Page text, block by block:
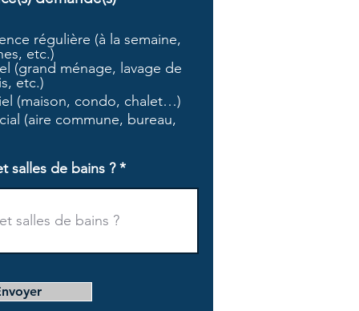
i
a
o
i
régulière (à la semaine,
etc.)
(grand ménage, lavage de
etc.)
(maison, condo, chalet…)
(aire commune, bureau,
salles de bains ?